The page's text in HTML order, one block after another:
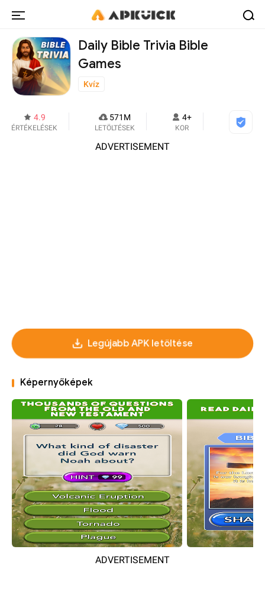
Daily Bible Trivia Bible
Games
Kvíz
4.9
ÉRTÉKELÉSEK
571M
LETÖLTÉSEK
4+
KOR
ADVERTISEMENT
Legújabb APK letöltése
Képernyőképek
ADVERTISEMENT